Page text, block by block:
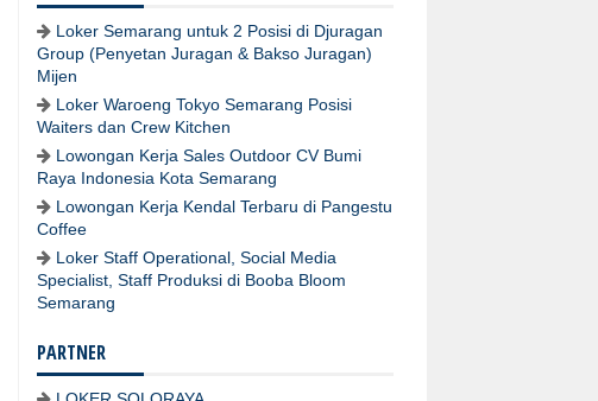
Loker Semarang untuk 2 Posisi di Djuragan
Group (Penyetan Juragan & Bakso Juragan)
Mijen
Loker Waroeng Tokyo Semarang Posisi
Waiters dan Crew Kitchen
Lowongan Kerja Sales Outdoor CV Bumi
Raya Indonesia Kota Semarang
Lowongan Kerja Kendal Terbaru di Pangestu
Coffee
Loker Staff Operational, Social Media
Specialist, Staff Produksi di Booba Bloom
Semarang
PARTNER